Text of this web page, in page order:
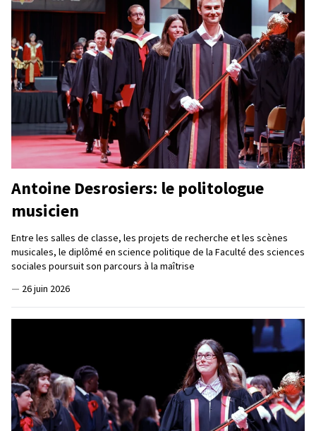
Antoine Desrosiers: le politologue
musicien
Entre les salles de classe, les projets de recherche et les scènes
musicales, le diplômé en science politique de la Faculté des sciences
sociales poursuit son parcours à la maîtrise
— 26 juin 2026